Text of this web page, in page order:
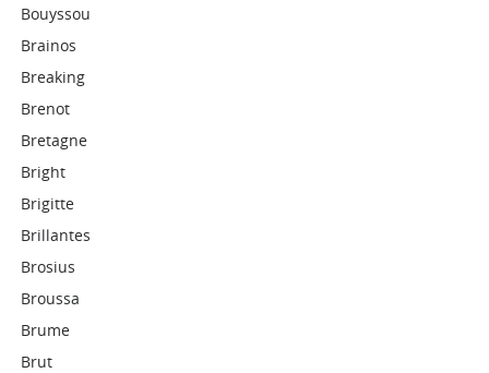
Bouyssou
Brainos
Breaking
Brenot
Bretagne
Bright
Brigitte
Brillantes
Brosius
Broussa
Brume
Brut